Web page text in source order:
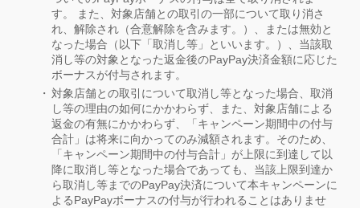
す。 また、対象店舗との取引の一部について取り消さ
れ、解除され（合意解除を含みます。）、または無効と
なった場合（以下「取消し等」といいます。）、当該取
消し等の対象となった返金後のPayPay決済金額に応じた
ボーナスが付与されます。
対象店舗との取引について取消し等となった場合、取消
し等の理由の如何にかかわらず、また、対象店舗による
返金の有無にかかわらず、「キャンペーン期間中の付与
合計」は将来に向かってのみ減額されます。そのため、
「キャンペーン期間中の付与合計」が上限に到達して以
降に取消し等となった場合であっても、当該上限到達か
ら取消し等までのPayPay決済について本キャンペーンに
よるPayPayボーナスの付与が行われることはありませ